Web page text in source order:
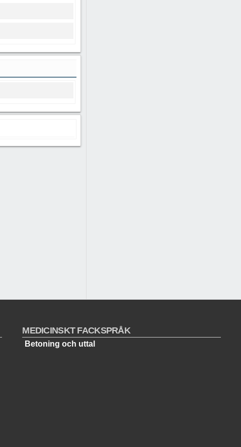
MEDICINSKT FACKSPRÅK
Betoning och uttal